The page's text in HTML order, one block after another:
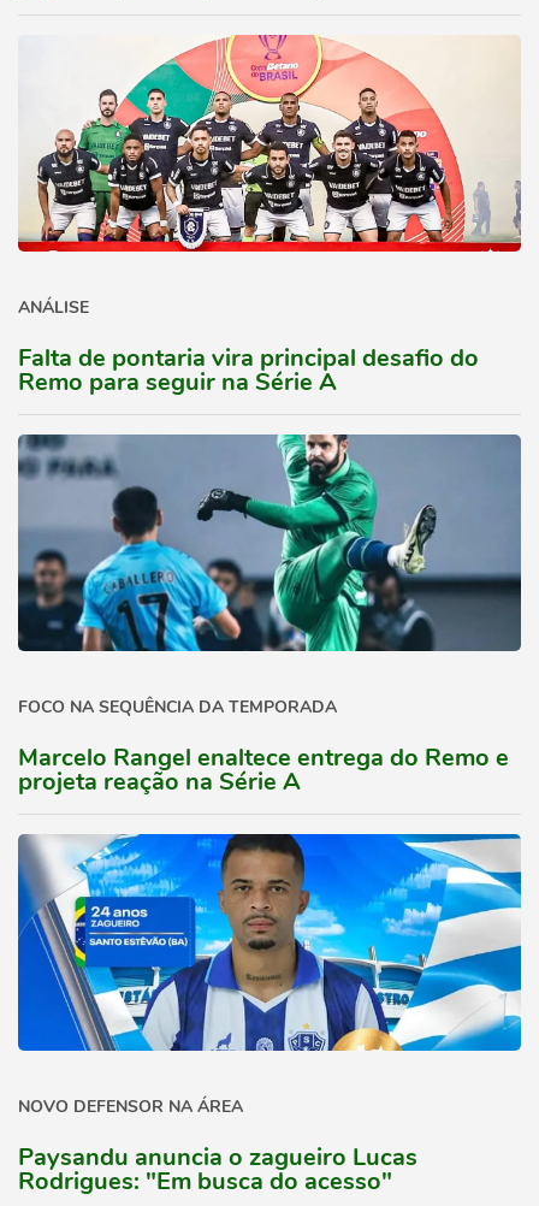
ANÁLISE
Falta de pontaria vira principal desafio do
Remo para seguir na Série A
FOCO NA SEQUÊNCIA DA TEMPORADA
Marcelo Rangel enaltece entrega do Remo e
projeta reação na Série A
NOVO DEFENSOR NA ÁREA
Paysandu anuncia o zagueiro Lucas
Rodrigues: "Em busca do acesso"